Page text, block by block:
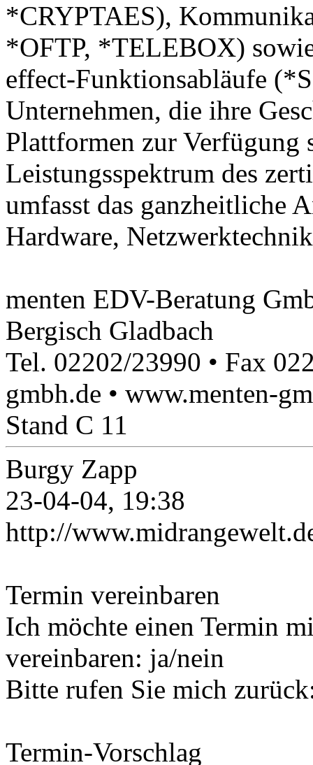
*CRYPTAES),
*OFTP, *TELEBOX)
effect-Funktionsabläufe
Unternehmen, die ihre
Plattformen zur Verfügung
Leistungsspektrum des
umfasst das ganzheitliche
Hardware,
menten EDV-Beratung
Bergisch Gladbach
Tel. 02202/23990 • Fax
gmbh.de • www.menten-
Stand C 11
Burgy Zapp
23-04-04, 19:38
http://
Termin vereinbaren
Ich möchte einen Termin
vereinbaren: ja/nein
Bitte rufen Sie mich
Termin-Vorschlag